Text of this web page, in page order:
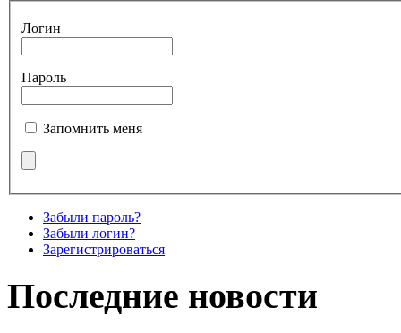
Логин
Пароль
Запомнить меня
Забыли пароль?
Забыли логин?
Зарегистрироваться
Последние новости